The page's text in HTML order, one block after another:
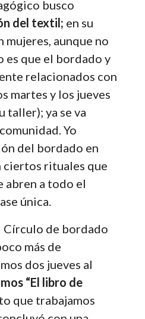
busco
del textil; en su
mujeres, aunque no
es que el bordado y
relacionados con
martes y los jueves
taller); ya se va
Yo
del bordado en
ciertos rituales que
abren a todo el
única.
de bordado
más de
dos jueves al
“El libro de
que trabajamos